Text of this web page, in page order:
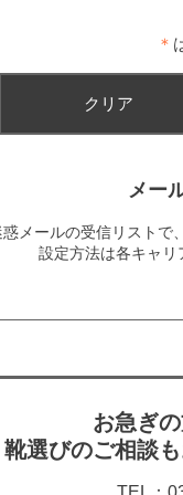
＊
メー
惑メールの受信リストで、
設定方法は各キャリ
お急ぎ
靴選びのご相談